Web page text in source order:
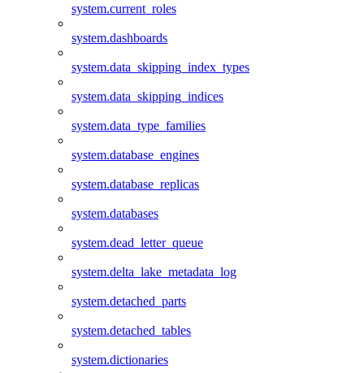
system.current_roles
system.dashboards
system.data_skipping_index_types
system.data_skipping_indices
system.data_type_families
system.database_engines
system.database_replicas
system.databases
system.dead_letter_queue
system.delta_lake_metadata_log
system.detached_parts
system.detached_tables
system.dictionaries